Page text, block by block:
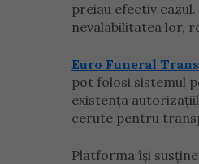
preiau efectiv
nevalabilitatea lor,
Euro Funeral
pot folosi sistemul
existența
cerute pentru
Platforma își